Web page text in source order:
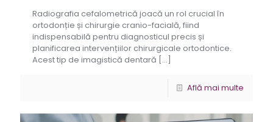
Radiografia cefalometrică joacă un rol crucial în
ortodonție și chirurgie cranio-facială, fiind
indispensabilă pentru diagnosticul precis și
planificarea intervențiilor chirurgicale ortodontice.
Acest tip de imagistică dentară […]
Află mai multe